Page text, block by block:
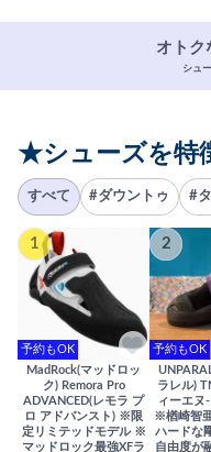
オトク
シュ
★シューズを特
すべて #ダウントゥ #
1
予約もOK
MadRock(マッドロッ
ク) Remora Pro
ADVANCED(レモラ プ
ロ アドバンスト) ※限
定リミテッドモデル ※
マッドロック最強XFラ
2
予約もOK
ラレル)
ィーエヌ
※楢崎智
ハードな
自由度が